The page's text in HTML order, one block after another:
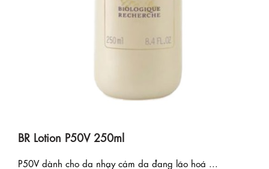
BR Lotion P50V 250ml
P50V dành cho da nhạy cảm da đang lão hoá ...